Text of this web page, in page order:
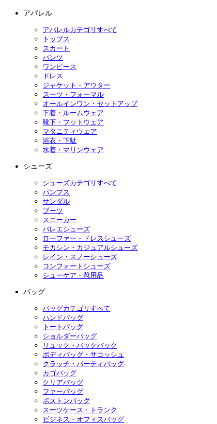
アパレル
アパレルカテゴリすべて
トップス
スカート
パンツ
ワンピース
ドレス
ジャケット・アウター
スーツ・フォーマル
オールインワン・セットアップ
下着・ルームウェア
靴下・フットウェア
マタニティウェア
浴衣・下駄
水着・マリンウェア
シューズ
シューズカテゴリすべて
パンプス
サンダル
ブーツ
スニーカー
バレエシューズ
ローファー・ドレスシューズ
モカシン・カジュアルシューズ
レイン・スノーシューズ
コンフォートシューズ
シューケア・靴用品
バッグ
バッグカテゴリすべて
ハンドバッグ
トートバッグ
ショルダーバッグ
リュック・バックパック
ボディバッグ・サコッシュ
クラッチ・パーティバッグ
カゴバッグ
クリアバッグ
ファーバッグ
ボストンバッグ
スーツケース・トランク
ビジネス・オフィスバッグ